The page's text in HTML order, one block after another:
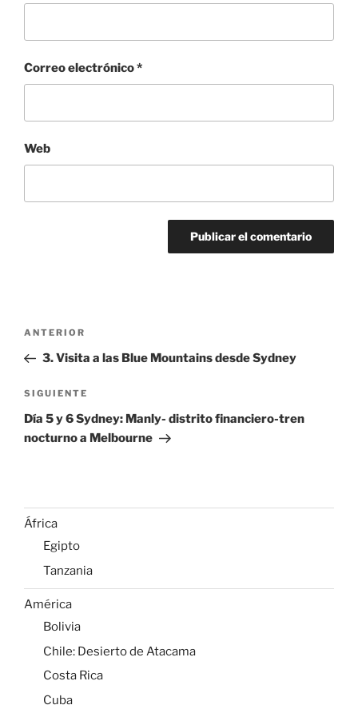
Correo electrónico*
Web
Navegación
entradas
Entrada
anterior:
ANTERIOR
3. Visita a las Blue Mountains desde Sydney
Siguiente
entrada
SIGUIENTE
Día 5 y 6 Sydney: Manly- distrito financiero-tren
nocturno a Melbourne
África
Egipto
Tanzania
América
Bolivia
Chile: Desierto de Atacama
Costa Rica
Cuba